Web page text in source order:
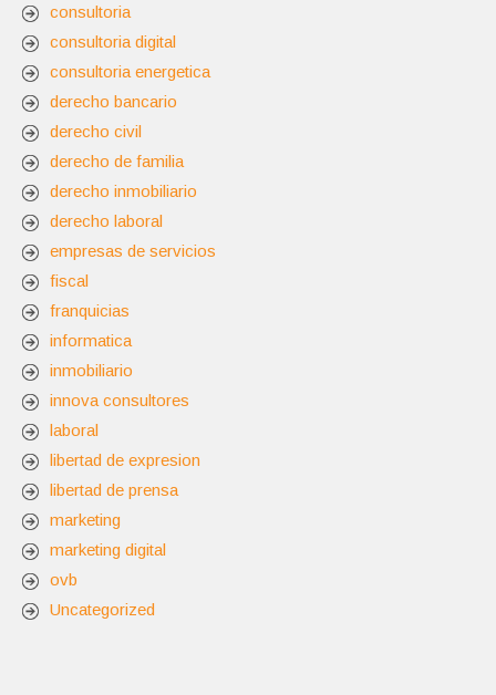
consultoria
consultoria digital
consultoria energetica
derecho bancario
derecho civil
derecho de familia
derecho inmobiliario
derecho laboral
empresas de servicios
fiscal
franquicias
informatica
inmobiliario
innova consultores
laboral
libertad de expresion
libertad de prensa
marketing
marketing digital
ovb
Uncategorized